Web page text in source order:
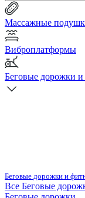
Массажные
Виброплатформы
Беговые дорожки и
Беговые дорожки и
Все Беговые